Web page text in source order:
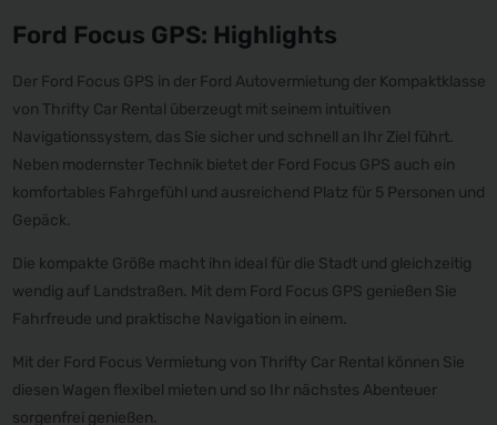
Ford Focus GPS: Highlights
Der Ford Focus GPS in der Ford Autovermietung der Kompaktklasse
von Thrifty Car Rental überzeugt mit seinem intuitiven
Navigationssystem, das Sie sicher und schnell an Ihr Ziel führt.
Neben modernster Technik bietet der Ford Focus GPS auch ein
komfortables Fahrgefühl und ausreichend Platz für 5 Personen und
Gepäck.
Die kompakte Größe macht ihn ideal für die Stadt und gleichzeitig
wendig auf Landstraßen. Mit dem Ford Focus GPS genießen Sie
Fahrfreude und praktische Navigation in einem.
Mit der Ford Focus Vermietung von Thrifty Car Rental können Sie
diesen Wagen flexibel mieten und so Ihr nächstes Abenteuer
sorgenfrei genießen.